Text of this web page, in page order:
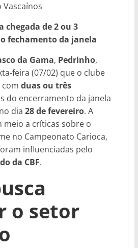
Vascaínos
de 2 ou 3
fechamento da janela
da Gama, Pedrinho,
feira (07/02) que o clube
duas ou três
do encerramento da janela
dia 28 de fevereiro. A
meio a críticas sobre o
no Campeonato Carioca,
influenciadas pelo
da CBF.
o setor